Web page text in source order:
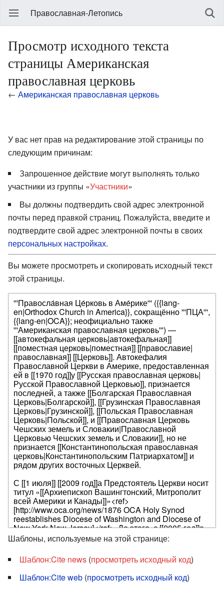
Православная-Летопись
Просмотр исходного текста
страницы Американская
православная церковь
← Американская православная церковь
У вас нет прав на редактирование этой страницы по
следующим причинам:
Запрошенное действие могут выполнять только
участники из группы «Участники»
Вы должны подтвердить свой адрес электронной
почты перед правкой страниц. Пожалуйста, введите и
подтвердите свой адрес электронной почты в своих
персональных настройках.
Вы можете просмотреть и скопировать исходный текст
этой страницы.
Шаблоны, используемые на этой странице:
Шаблон:Cite news (просмотреть исходный код)
Шаблон:Cite web (просмотреть исходный код)